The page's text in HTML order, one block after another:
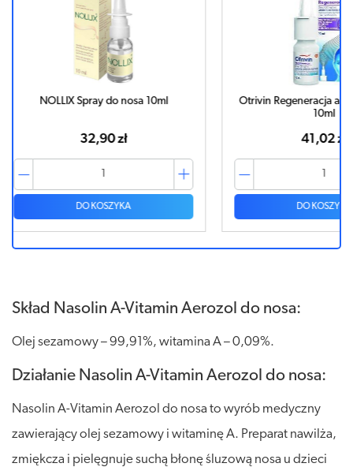
Otrivin Regeneracja aerozol do nosa
Azelastin
Skład Nasolin A-Vitamin Aerozol do nosa:
Olej sezamowy – 99,91%, witamina A – 0,09%.
Działanie Nasolin A-Vitamin Aerozol do nosa:
Nasolin A-Vitamin Aerozol do nosa to wyrób medyczny
zawierający olej sezamowy i witaminę A. Preparat nawilża,
zmiękcza i pielęgnuje suchą błonę śluzową nosa u dzieci